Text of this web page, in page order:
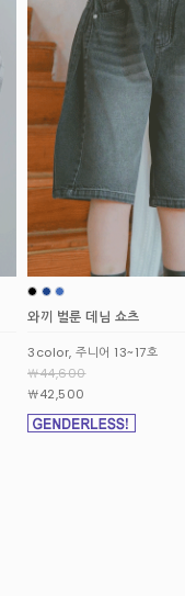
패널드 데님 버뮤다팬츠
2color, 주니어 11~19호
￦44,600
￦42,500